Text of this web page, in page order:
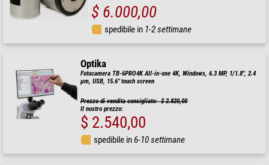
$ 6.000,00
spedibile in 1-2 settimane
Optika
Fotocamera TB-6PRO4K All-in-one 4K, Windows, 6.3 MP, 1/1.8", 2.4
µm, USB, 15.6" touch screen
Prezzo di vendita consigliato: $ 2.820,00
Il nostro prezzo:
$ 2.540,00
spedibile in6-10 settimane